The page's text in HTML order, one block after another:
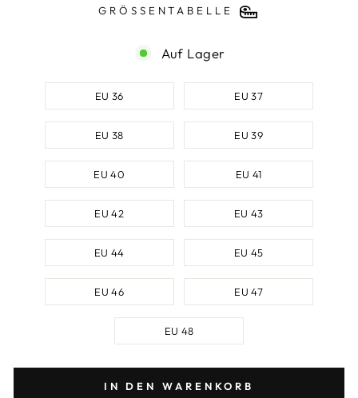
GRÖSSENTABELLE
Auf Lager
SCHUHGRÖSSE
EU 36 EU 37
EU 38 EU 39
EU 40 EU 41
EU 42 EU 43
EU 44 EU 45
EU 46 EU 47
EU 48
IN DEN WARENKORB